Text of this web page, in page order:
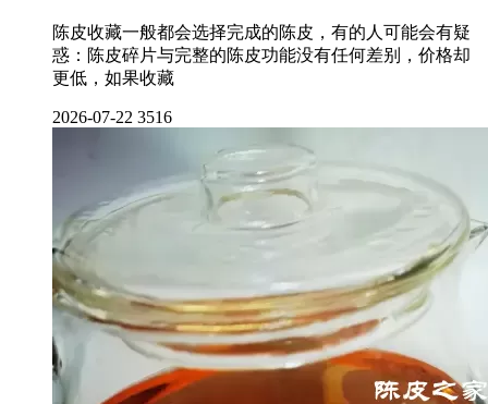
陈皮收藏一般都会选择完成的陈皮，有的人可能会有疑
惑：陈皮碎片与完整的陈皮功能没有任何差别，价格却
更低，如果收藏
2026-07-22 3516